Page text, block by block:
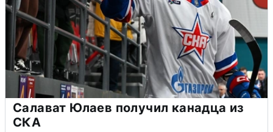
Салават Юлаев получил канадца из
СКА